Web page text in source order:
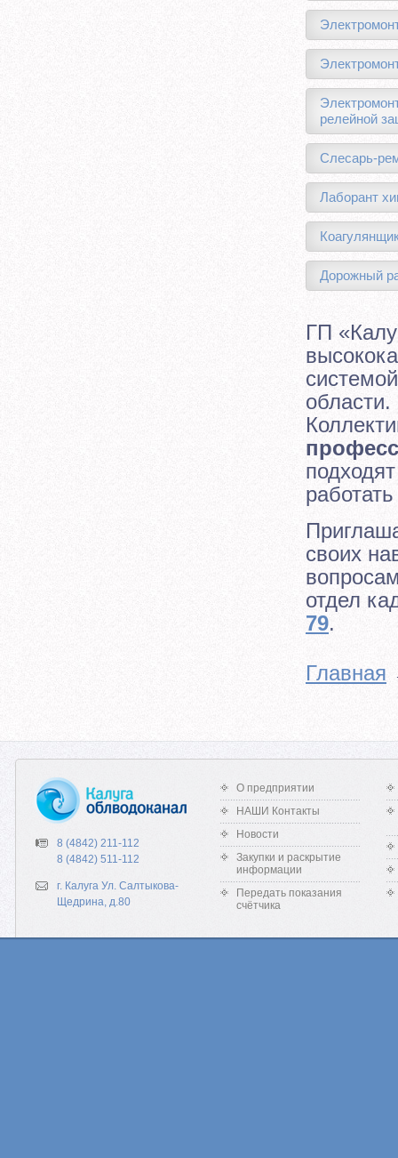
релейной
Слесарь-
Лаборант
Дорожный
ГП
области.
своих
отдел
79.
Главная
8 (4842) 211-112
8 (4842) 511-112
г. Калуга Ул. Салтыкова-
Щедрина, д.80
О предприятии
НАШИ Контакты
Новости
Закупки и раскрытие
информации
Передать показания
счётчика